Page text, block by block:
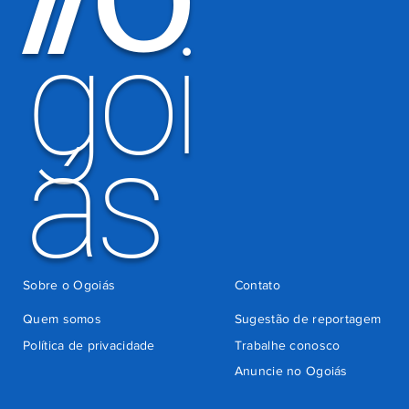
indevida do
Detran-GO
goi
ás
Quem somos
Sugestão de reportagem
Trabalhe conosco
Política de privacidade
Anuncie no Ogoiás
Contato
Sobre o Ogoiás